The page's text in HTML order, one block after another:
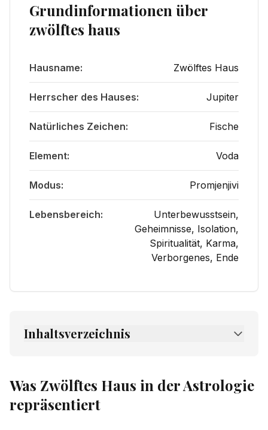
Grundinformationen über
zwölftes haus
Hausname: Zwölftes Haus
Herrscher des Hauses: Jupiter
Natürliches Zeichen: Fische
Element: Voda
Modus: Promjenjivi
Lebensbereich:
Unterbewusstsein,
Geheimnisse, Isolation,
Spiritualität, Karma,
Verborgenes, Ende
Inhaltsverzeichnis
1.1 Lebensbereiche, die Zwölftes Haus
abdeckt
Was Zwölftes Haus in der Astrologie
repräsentiert